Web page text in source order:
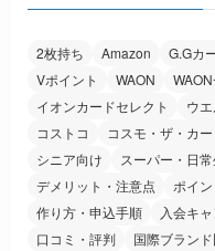
2枚持ち Amazon G.Gカ
Vポイント
WAON
イオンカードセレクト
ウ
コストコ
コスモ・ザ・カ
シニア向け
スーパー・日
デメリット・注意点
ポイ
作り方・申込手順
入会キ
口コミ・評判
国際ブラン